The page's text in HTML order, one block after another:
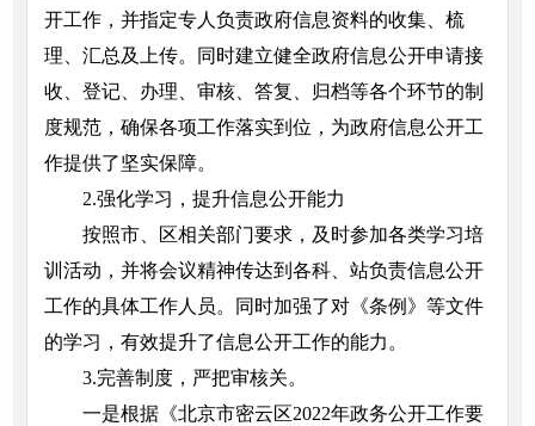
开工作，并指定专人负责政府信息资料的收集、梳
理、汇总及上传。同时建立健全政府信息公开申请接
收、登记、办理、审核、答复、归档等各个环节的制
度规范，确保各项工作落实到位，为政府信息公开工
作提供了坚实保障。
2.强化学习，提升信息公开能力
按照市、区相关部门要求，及时参加各类学习培
训活动，并将会议精神传达到各科、站负责信息公开
工作的具体工作人员。同时加强了对《条例》等文件
的学习，有效提升了信息公开工作的能力。
3.完善制度，严把审核关。
一是根据《北京市密云区2022年政务公开工作要